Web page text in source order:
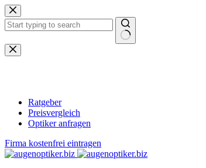
Zum
Inhalt
springen
Keine
Ergebnisse
Ratgeber
Preisvergleich
Optiker anfragen
Firma kostenfrei eintragen